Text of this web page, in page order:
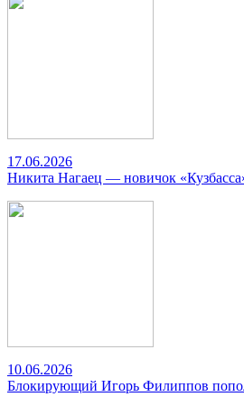
17.06.2026
Никита Нагаец — новичок
10.06.2026
Блокирующий Игорь Филиппов